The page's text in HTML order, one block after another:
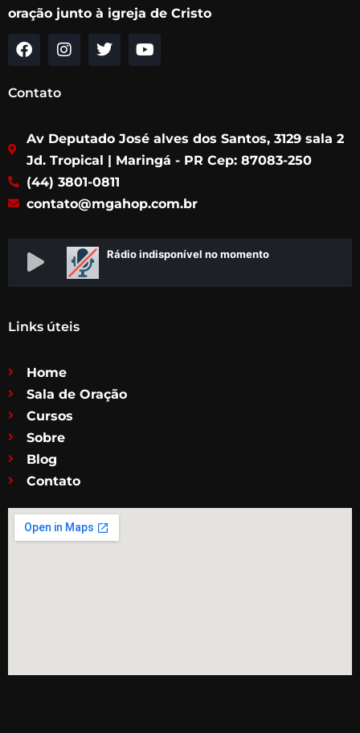
oração junto à igreja de Cristo
F
c
o
o
k
I
g
r
a
m
T
e
r
Y
b
e
Contato
Av Deputado José alves dos Santos, 3129 sala 2
Jd. Tropical | Maringá - PR Cep: 87083-250
(44) 3801-0811
contato@mgahop.com.br
Links úteis
Home
Sala de Oração
Cursos
Sobre
Blog
Contato